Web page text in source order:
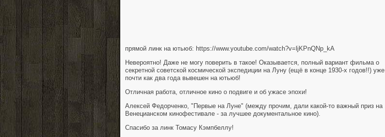
прямой линк на ютьюб: https://www.youtube.com/watch?v=ljKPnQNp_kA
Невероятно! Даже не могу поверить в такое! Оказывается, полный вариант фильма о
секретной советской космической экспедиции на Луну (ещё в конце 1930-х годов!!) уже
почти как два года вывешен на ютьюб!
Отличная работа, отличное кино о подвиге и об ужасе эпохи!
Алексей Федорченко, "Первые на Луне" (между прочим, дали какой-то важный приз на
Венецианском кинофестивале - за лучшее документальное кино).
Спасибо за линк Томасу Кэмпбеллу!